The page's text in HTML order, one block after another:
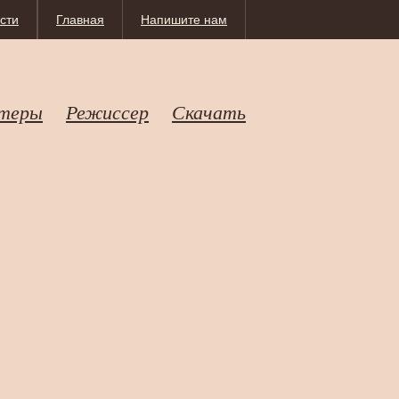
Напишите нам
Главная
Режиссер Скачать